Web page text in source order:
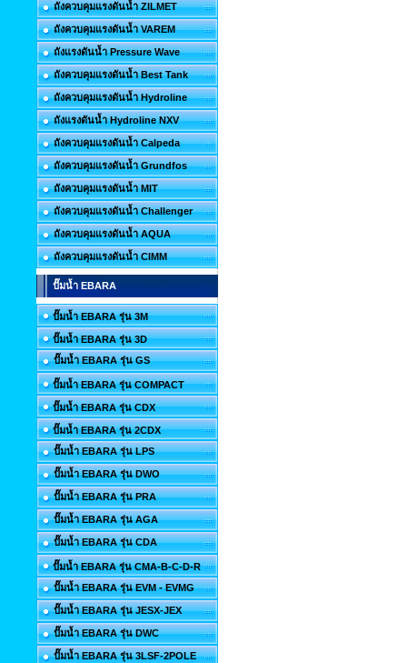
ถังควบคุมแรงดันน้ำ ZILMET
ถังควบคุมแรงดันน้ำ VAREM
ถังแรงดันน้ำ Pressure Wave
ถังควบคุมแรงดันน้ำ Best Tank
ถังควบคุมแรงดันน้ำ Hydroline
ถังแรงดันน้ำ Hydroline NXV
ถังควบคุมแรงดันน้ำ Calpeda
ถังควบคุมแรงดันน้ำ Grundfos
ถังควบคุมแรงดันน้ำ MIT
ถังควบคุมแรงดันน้ำ Challenger
ถังควบคุมแรงดันน้ำ AQUA
ถังควบคุมแรงดันน้ำ CIMM
ปั๊มน้ำ EBARA
ปั๊มน้ำ EBARA รุ่น 3M
ปั๊มน้ำ EBARA รุ่น 3D
ปั๊มน้ำ EBARA รุ่น GS
ปั๊มน้ำ EBARA รุ่น COMPACT
ปั๊มน้ำ EBARA รุ่น CDX
ปั๊มน้ำ EBARA รุ่น 2CDX
ปั๊มน้ำ EBARA รุ่น LPS
ปั๊มน้ำ EBARA รุ่น DWO
ปั๊มน้ำ EBARA รุ่น PRA
ปั๊มน้ำ EBARA รุ่น AGA
ปั๊มน้ำ EBARA รุ่น CDA
ปั๊มน้ำ EBARA รุ่น CMA-B-C-D-R
ปั๊มน้ำ EBARA รุ่น EVM - EVMG
ปั๊มน้ำ EBARA รุ่น JESX-JEX
ปั๊มน้ำ EBARA รุ่น DWC
ปั๊มน้ำ EBARA รุ่น 3LSF-2POLE